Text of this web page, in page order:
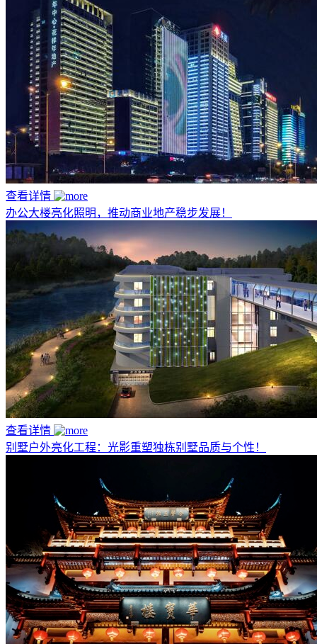
查看详情
办公大楼亮化照明，推动商业地产稳步发展！
查看详情
别墅户外亮化工程：光影重塑独栋别墅品质与个性！